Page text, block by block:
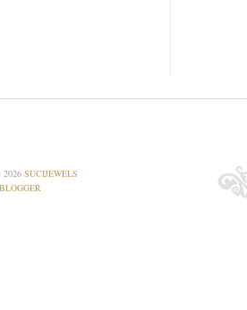
2026 SUCIJEWELS
BLOGGER